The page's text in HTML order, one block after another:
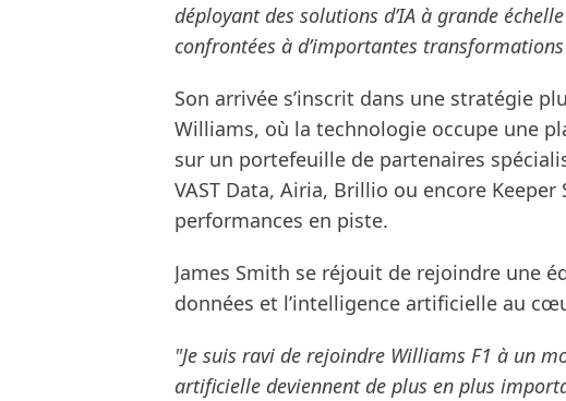
déployant des solutions d’IA à grande
confrontées à d’importantes
Son arrivée s’inscrit dans une stratégie
Williams, où la technologie occupe une
sur un portefeuille de partenaires
VAST Data, Airia, Brillio ou encore Keeper
performances en piste.
James Smith se réjouit de rejoindre une
données et l’intelligence artificielle au
"Je suis ravi de rejoindre Williams F1 à un
artificielle deviennent de plus en plus